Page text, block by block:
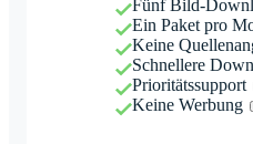
Fünf Bild-
Ein Paket pro
Keine
Schnellere
Prioritätssupport
Keine Werbung